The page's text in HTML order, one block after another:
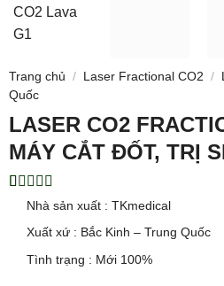
Trang chủ / Laser Fractional CO2 /
Quốc
LASER CO2
MÁY CẮT ĐỐT, TRỊ
5.00trên 5
đánh giá
Nhà sản xuất : TKmedical
Xuất xứ : Bắc Kinh – Trung Quốc
Tình trạng : Mới 100%